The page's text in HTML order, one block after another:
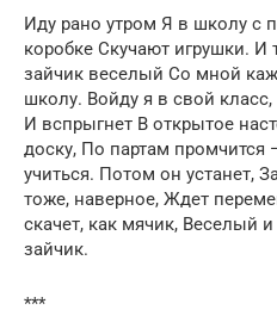
Иду рано утром Я в школу с
коробке Скучают игрушки.
зайчик веселый Со мной
школу. Войду я в свой
И вспрыгнет В открытое
доску, По партам промчится
учиться. Потом он устанет,
тоже, наверное, Ждет
скачет, как мячик, Веселый
зайчик.
***